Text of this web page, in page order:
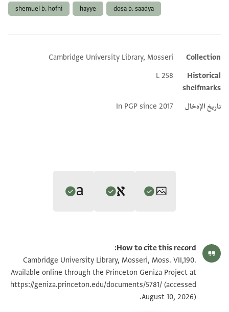
dosa b. saadya
hayye
shemuel b. hofni
Additional metadata
Collection
Cambridge University Library, Mosseri
Historical
shelfmarks
L 258
تاريخ الإدخال In PGP since 2017
In the Kingdom of Ishmael‎(in Hebrew) (Tel Aviv
University, 1997), vol. 2.
Moshe Gil, In the Kingdom of Ishmael‎ (in Hebrew) (Tel Aviv
University, 1997), vol. 2.
Moss. VII,190 1v
Moss. VII,190 recto
[ ]מך ואראד אלפסאד וכא[ן]
[ ] באלי וקד שכת וטענת פי [
… והתכוון להשחית, והיה
How to cite this record:
Cambridge University Library, Mosseri, Moss. VII,190.
Available online through the Princeton Geniza Project at
https://geniza.princeton.edu/documents/5781/ (accessed
August 10, 2026).